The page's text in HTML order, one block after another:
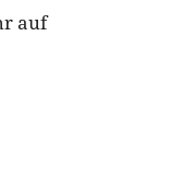
auf